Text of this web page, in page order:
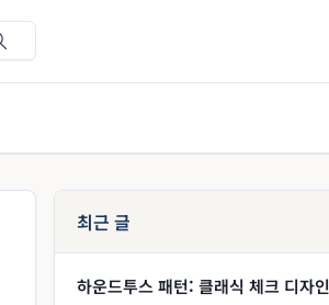
최근 글
하운드투스 패턴: 클래식 체크 디자인